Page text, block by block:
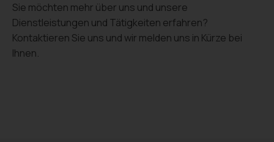
Sie möchten mehr über uns und unsere
Dienstleistungen und Tätigkeiten erfahren?
Kontaktieren Sie uns und wir melden uns in Kürze bei
Ihnen.